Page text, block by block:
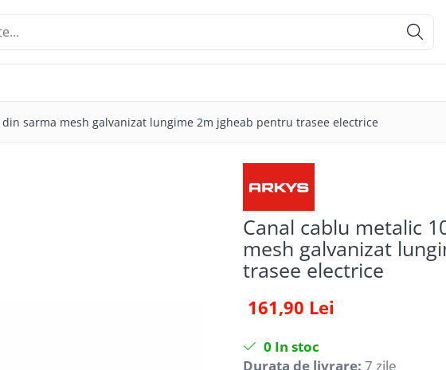
sarma mesh galvanizat lungime 2m jgheab pentru trasee electrice
Canal cablu metalic
mesh galvanizat
trasee electrice
161,90 Lei
0 In stoc
Durata de livrare: 7 zile